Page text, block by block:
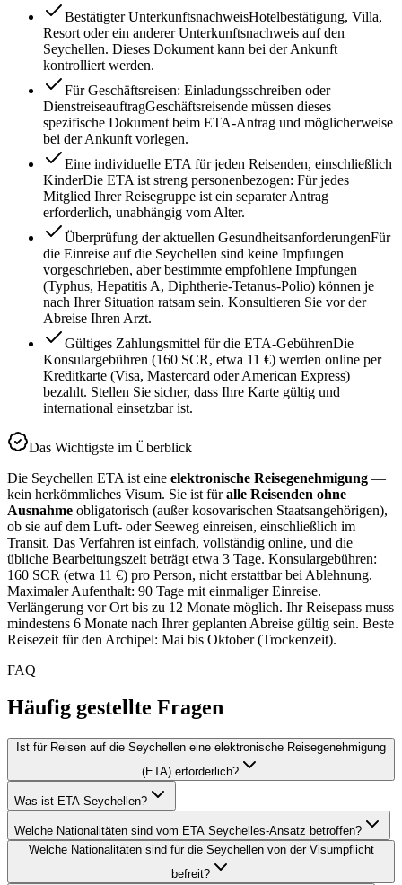
Bestätigter UnterkunftsnachweisHotelbestätigung, Villa,
Resort oder ein anderer Unterkunftsnachweis auf den
Seychellen. Dieses Dokument kann bei der Ankunft
kontrolliert werden.
Für Geschäftsreisen: Einladungsschreiben oder
DienstreiseauftragGeschäftsreisende müssen dieses
spezifische Dokument beim ETA-Antrag und möglicherweise
bei der Ankunft vorlegen.
Eine individuelle ETA für jeden Reisenden, einschließlich
KinderDie ETA ist streng personenbezogen: Für jedes
Mitglied Ihrer Reisegruppe ist ein separater Antrag
erforderlich, unabhängig vom Alter.
Überprüfung der aktuellen GesundheitsanforderungenFür
die Einreise auf die Seychellen sind keine Impfungen
vorgeschrieben, aber bestimmte empfohlene Impfungen
(Typhus, Hepatitis A, Diphtherie-Tetanus-Polio) können je
nach Ihrer Situation ratsam sein. Konsultieren Sie vor der
Abreise Ihren Arzt.
Gültiges Zahlungsmittel für die ETA-GebührenDie
Konsulargebühren (160 SCR, etwa 11 €) werden online per
Kreditkarte (Visa, Mastercard oder American Express)
bezahlt. Stellen Sie sicher, dass Ihre Karte gültig und
international einsetzbar ist.
Das Wichtigste im Überblick
Die Seychellen ETA ist eine elektronische Reisegenehmigung —
kein herkömmliches Visum. Sie ist füralle Reisenden ohne
Ausnahme obligatorisch (außer kosovarischen Staatsangehörigen),
ob sie auf dem Luft- oder Seeweg einreisen, einschließlich im
Transit. Das Verfahren ist einfach, vollständig online, und die
übliche Bearbeitungszeit beträgt etwa 3 Tage. Konsulargebühren:
160 SCR (etwa 11 €) pro Person, nicht erstattbar bei Ablehnung.
Maximaler Aufenthalt: 90 Tage mit einmaliger Einreise.
Verlängerung vor Ort bis zu 12 Monate möglich. Ihr Reisepass muss
mindestens 6 Monate nach Ihrer geplanten Abreise gültig sein. Beste
Reisezeit für den Archipel: Mai bis Oktober (Trockenzeit).
FAQ
Häufig gestellte Fragen
Ist für Reisen auf die Seychellen eine elektronische Reisegenehmigung
(ETA) erforderlich?
Was ist ETA Seychellen?
Welche Nationalitäten sind vom ETA Seychelles-Ansatz betroffen?
Welche Nationalitäten sind für die Seychellen von der Visumpflicht
befreit?